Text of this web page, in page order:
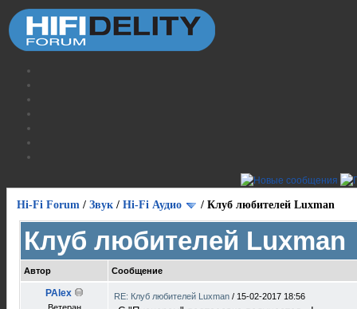
Hi-Fi Forum / Звук / Hi-Fi Аудио / Клуб любителей Luxman
Клуб любителей Luxman
Автор Сообщение
PAlex RE: Клуб любителей Luxman / 15-02-2017 18:56